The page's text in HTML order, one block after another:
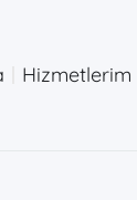
Hizmetlerim